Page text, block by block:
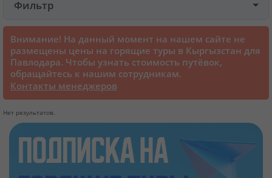
Круизы
Cтатьи
70129 отзывов наших туристов
Сертификаты
Фильтр
Внимание! На данный момент на нашем сайте не
размещены цены на горящие туры в Кыргызстан для
Павлодара. Чтобы узнать стоимость путёвок,
обращайтесь к нашим сотрудникам.
Контакты менеджеров
Нет результатов.